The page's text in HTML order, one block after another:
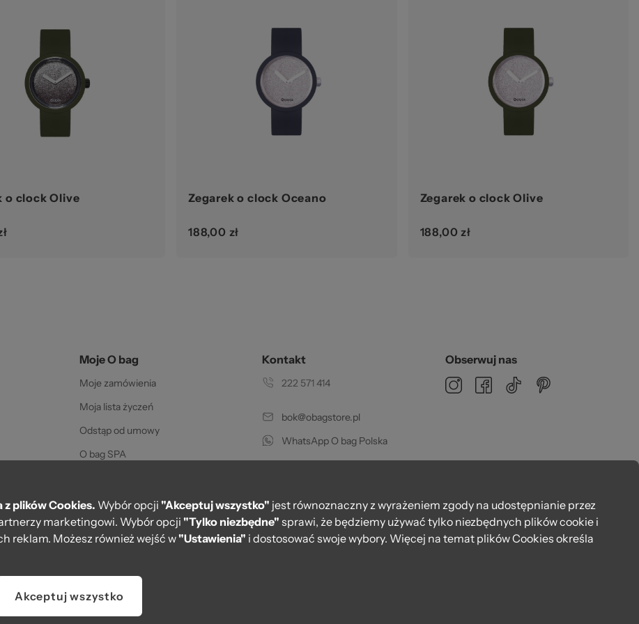
o clock Olive Zegarek o clock Oceano
188,00 zł
Zegarek o clock Olive
188,00 zł
Moje O bag
Moje zamówienia
Moja lista życzeń
Odstąp od umowy
O bag SPA
Karty podarunkowe
PayPo - Zapłać za 30 dni
Regulamin kart podarunkowych
Kontakt
222 571 414
bok@obagstore.pl
WhatsApp O bag Polska
Obserwuj nas
plików Cookies. Wybór opcji "Akceptuj wszystko" jest równoznaczny z wyrażeniem zgody na udostępnianie przez
marketingowi. Wybór opcji "Tylko niezbędne" sprawi, że będziemy używać tylko niezbędnych plików cookie i
reklam. Możesz również wejść w"Ustawienia" i dostosować swoje wybory. Więcej na temat plików Cookies określa
Akceptuj wszystko